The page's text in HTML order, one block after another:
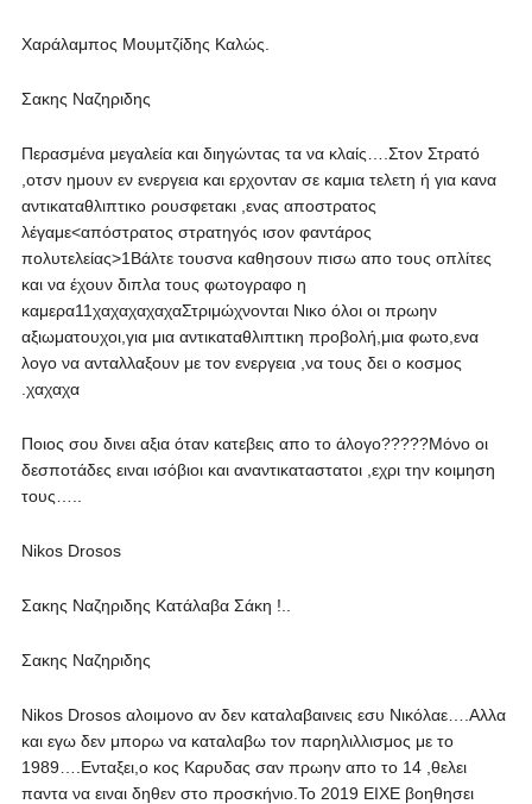
Χαράλαμπος Μουμτζίδης Καλώς.
Σακης Ναζηριδης
Περασμένα μεγαλεία και διηγώντας τα να κλαίς….Στον Στρατό
,οτσν ημουν εν ενεργεια και ερχονταν σε καμια τελετη ή για κανα
αντικαταθλιπτικο ρουσφετακι ,ενας αποστρατος
λέγαμε<απόστρατος στρατηγός ισον φαντάρος
πολυτελείας>1Βάλτε τουσνα καθησουν πισω απο τους οπλίτες
και να έχουν διπλα τους φωτογραφο η
καμερα11χαχαχαχαχαΣτριμώχνονται Νικο όλοι οι πρωην
αξιωματουχοι,για μια αντικαταθλιπτικη προβολή,μια φωτο,ενα
λογο να ανταλλαξουν με τον ενεργεια ,να τους δει ο κοσμος
.χαχαχα
Ποιος σου δινει αξια όταν κατεβεις απο το άλογο?????Μόνο οι
δεσποτάδες ειναι ισόβιοι και αναντικαταστατοι ,εχρι την κοιμηση
τους…..
Nikos Drosos
Σακης Ναζηριδης Κατάλαβα Σάκη !..
Σακης Ναζηριδης
Nikos Drosos αλοιμονο αν δεν καταλαβαινεις εσυ Νικόλαε….Αλλα
και εγω δεν μπορω να καταλαβω τον παρηλιλλισμος με το
1989….Ενταξει,ο κος Καρυδας σαν πρωην απο το 14 ,θελει
παντα να ειναι δηθεν στο προσκήνιο.Το 2019 ΕΙΧΕ βοηθησει